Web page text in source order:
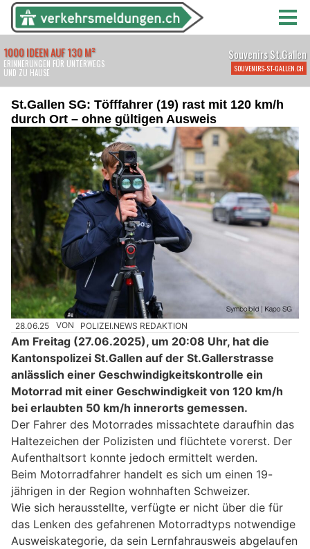
St.Gallen SG: Töfffahrer (19) rast mit 120 km/h
durch Ort – ohne gültigen Ausweis
28.06.25 VON POLIZEI.NEWS REDAKTION
Am Freitag (27.06.2025), um 20:08 Uhr, hat die
Kantonspolizei St.Gallen auf der St.Gallerstrasse
anlässlich einer Geschwindigkeitskontrolle ein
Motorrad mit einer Geschwindigkeit von 120 km/h
bei erlaubten 50 km/h innerorts gemessen.
Der Fahrer des Motorrades missachtete daraufhin das
Haltezeichen der Polizisten und flüchtete vorerst. Der
Aufenthaltsort konnte jedoch ermittelt werden.
Beim Motorradfahrer handelt es sich um einen 19-
jährigen in der Region wohnhaften Schweizer.
Wie sich herausstellte, verfügte er nicht über die für
das Lenken des gefahrenen Motorradtyps notwendige
Ausweiskategorie, da sein Lernfahrausweis abgelaufen